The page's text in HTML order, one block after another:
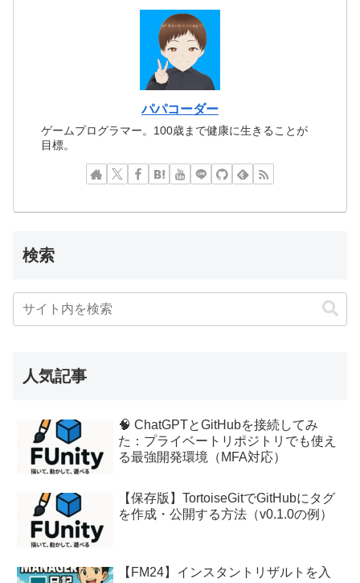
パパコーダー
ゲームプログラマー。100歳まで健康に生きることが
目標。
検索
人気記事
🧠 ChatGPTとGitHubを接続してみ
た：プライベートリポジトリでも使え
る最強開発環境（MFA対応）
【保存版】TortoiseGitでGitHubにタグ
を作成・公開する方法（v0.1.0の例）
【FM24】インスタントリザルトを入